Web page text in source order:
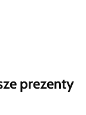
prezenty